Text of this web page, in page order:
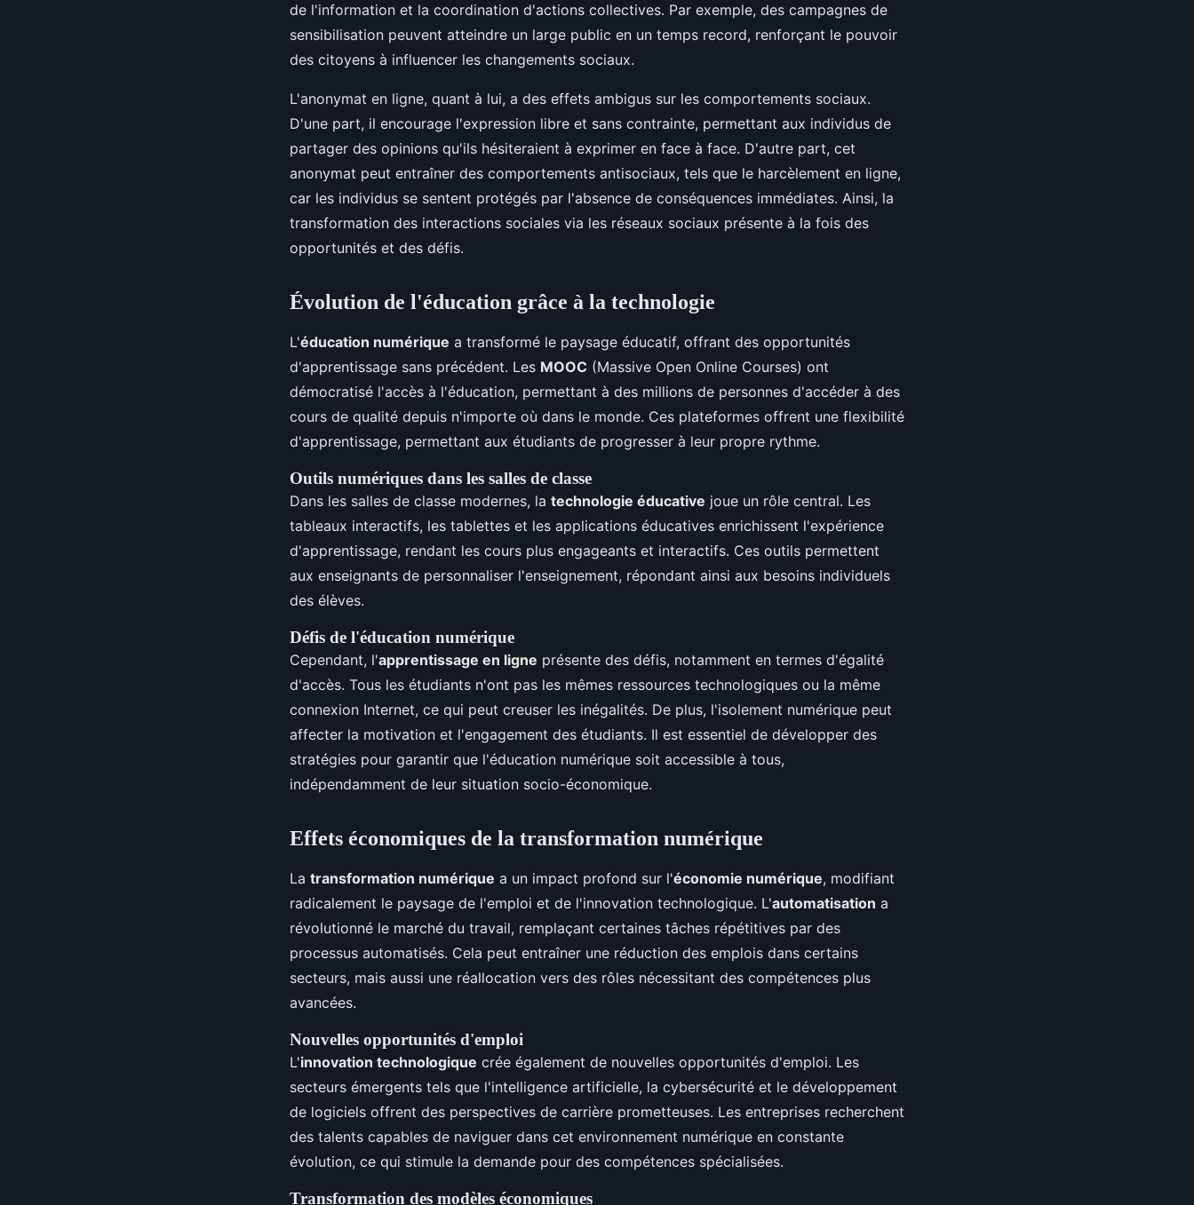
de l'information et la coordination d'actions collectives. Par exemple, des campagnes de
sensibilisation peuvent atteindre un large public en un temps record, renforçant le pouvoir
des citoyens à influencer les changements sociaux.
L'anonymat en ligne, quant à lui, a des effets ambigus sur les comportements sociaux.
D'une part, il encourage l'expression libre et sans contrainte, permettant aux individus de
partager des opinions qu'ils hésiteraient à exprimer en face à face. D'autre part, cet
anonymat peut entraîner des comportements antisociaux, tels que le harcèlement en ligne,
car les individus se sentent protégés par l'absence de conséquences immédiates. Ainsi, la
transformation des interactions sociales via les réseaux sociaux présente à la fois des
opportunités et des défis.
Évolution de l'éducation grâce à la technologie
L'éducation numérique a transformé le paysage éducatif, offrant des opportunités
d'apprentissage sans précédent. Les MOOC (Massive Open Online Courses) ont
démocratisé l'accès à l'éducation, permettant à des millions de personnes d'accéder à des
cours de qualité depuis n'importe où dans le monde. Ces plateformes offrent une flexibilité
d'apprentissage, permettant aux étudiants de progresser à leur propre rythme.
Outils numériques dans les salles de classe
Dans les salles de classe modernes, la technologie éducative joue un rôle central. Les
tableaux interactifs, les tablettes et les applications éducatives enrichissent l'expérience
d'apprentissage, rendant les cours plus engageants et interactifs. Ces outils permettent
aux enseignants de personnaliser l'enseignement, répondant ainsi aux besoins individuels
des élèves.
Défis de l'éducation numérique
Cependant, l'apprentissage en ligne présente des défis, notamment en termes d'égalité
d'accès. Tous les étudiants n'ont pas les mêmes ressources technologiques ou la même
connexion Internet, ce qui peut creuser les inégalités. De plus, l'isolement numérique peut
affecter la motivation et l'engagement des étudiants. Il est essentiel de développer des
stratégies pour garantir que l'éducation numérique soit accessible à tous,
indépendamment de leur situation socio-économique.
Effets économiques de la transformation numérique
La transformation numérique a un impact profond sur l'économie numérique, modifiant
radicalement le paysage de l'emploi et de l'innovation technologique. L'automatisation a
révolutionné le marché du travail, remplaçant certaines tâches répétitives par des
processus automatisés. Cela peut entraîner une réduction des emplois dans certains
secteurs, mais aussi une réallocation vers des rôles nécessitant des compétences plus
avancées.
Nouvelles opportunités d'emploi
L'innovation technologique crée également de nouvelles opportunités d'emploi. Les
secteurs émergents tels que l'intelligence artificielle, la cybersécurité et le développement
de logiciels offrent des perspectives de carrière prometteuses. Les entreprises recherchent
des talents capables de naviguer dans cet environnement numérique en constante
évolution, ce qui stimule la demande pour des compétences spécialisées.
Transformation des modèles économiques